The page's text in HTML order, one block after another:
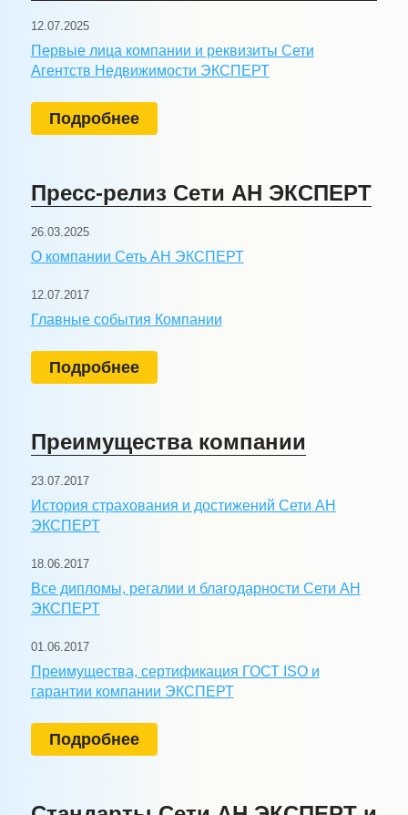
12.07.2025
Первые лица компании и реквизиты Сети
Агентств Недвижимости ЭКСПЕРТ
Подробнее
Пресс-релиз Сети АН ЭКСПЕРТ
26.03.2025
О компании Сеть АН ЭКСПЕРТ
12.07.2017
Главные события Компании
Подробнее
Преимущества компании
23.07.2017
История страхования и достижений Сети АН
ЭКСПЕРТ
18.06.2017
Все дипломы, регалии и благодарности Сети АН
ЭКСПЕРТ
01.06.2017
Преимущества, сертификация ГОСТ ISO и
гарантии компании ЭКСПЕРТ
Подробнее